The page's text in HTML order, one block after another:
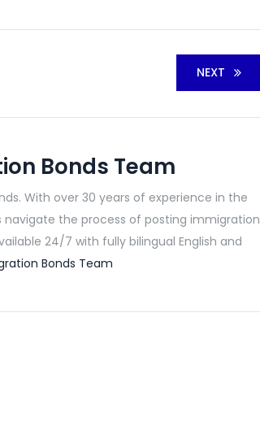
NEXT
Bonds Team
With over 30 years of experience in the
the process of posting immigration
24/7 with fully bilingual English and
Bonds Team